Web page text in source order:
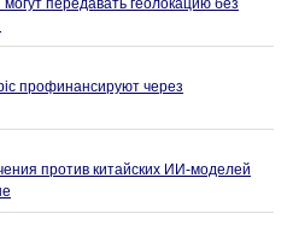
передавать геолокацию без
профинансируют через
против китайских ИИ-моделей